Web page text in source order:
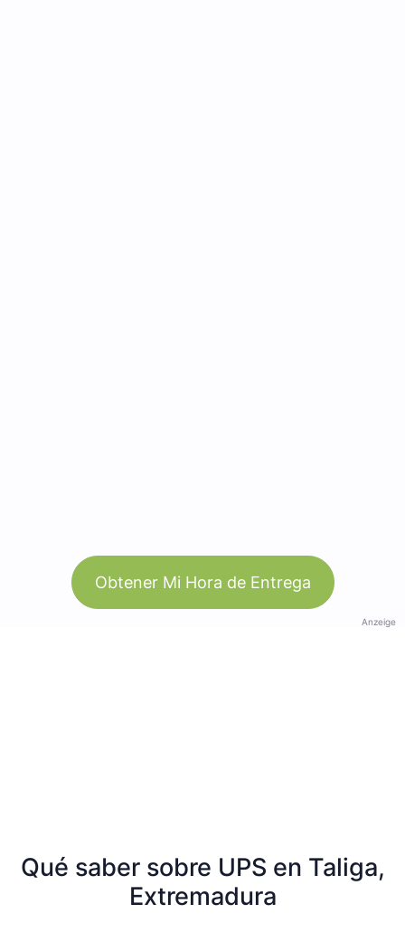
Obtener Mi Hora de Entrega
Anzeige
Qué saber sobre UPS en Taliga,
Extremadura